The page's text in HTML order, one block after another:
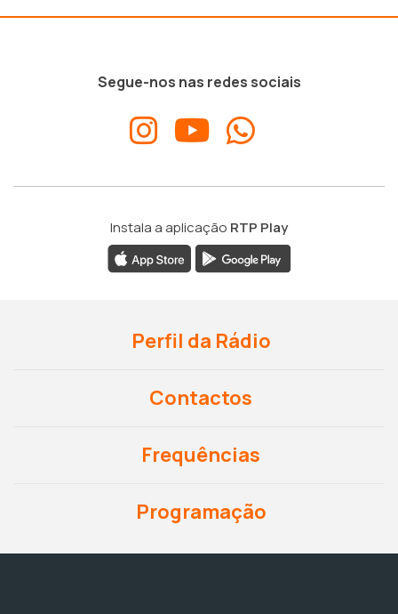
Segue-nos nas redes sociais
Instala a aplicação RTP Play
Perfil da Rádio
Contactos
Frequências
Programação